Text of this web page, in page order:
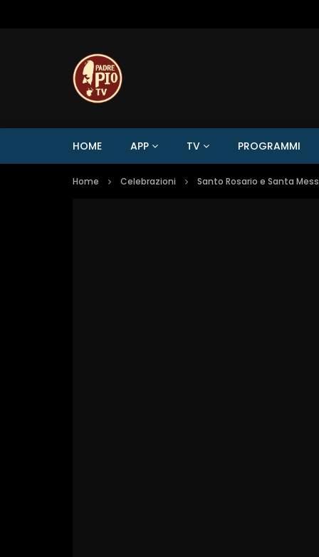
HOME APP TV PROGRAMMI
Home Celebrazioni Santo Rosario e Santa